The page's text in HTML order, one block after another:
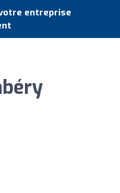
entreprise